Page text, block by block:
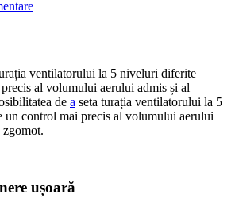
ventilatorului la 5 niveluri diferite
al volumului aerului admis și al
de a seta turația ventilatorului la 5
control mai precis al volumului aerului
ușoară